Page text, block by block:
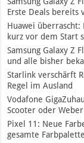
Erste Deals bereits
Huawei überrascht:
kurz vor dem Start
Samsung Galaxy Z
und alle bisher
Starlink verschärft
Regel im Ausland
Vodafone
Scooter oder Weber
Pixel 11: Neue
gesamte Farbpalette